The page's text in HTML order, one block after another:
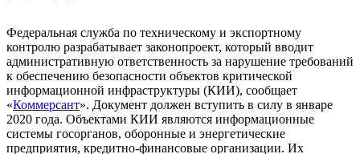
Федеральная служба по техническому и экспортному
контролю разрабатывает законопроект, который вводит
административную ответственность за нарушение требований
к обеспечению безопасности объектов критической
информационной инфраструктуры (КИИ), сообщает
«Коммерсант». Документ должен вступить в силу в январе
2020 года. Объектами КИИ являются информационные
системы госорганов, оборонные и энергетические
предприятия, кредитно-финансовые организации. Их